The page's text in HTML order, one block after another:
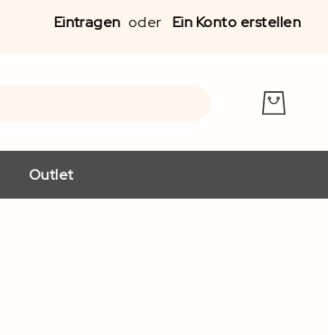
Eintragen Ein Konto erstellen
Outlet